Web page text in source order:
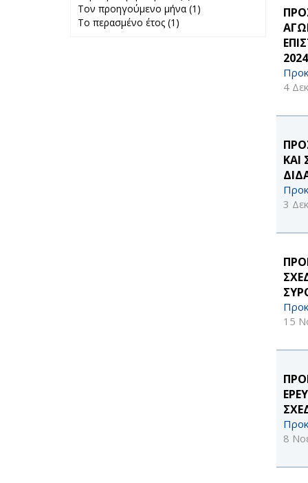
4
3
15
8
Περασμένη
Τον προηγούμενο μήνα (1)
Το περασμένο έτος (1)